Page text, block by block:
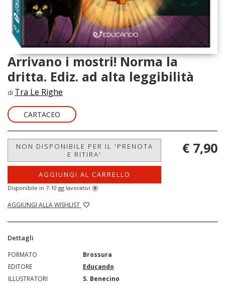
Arrivano i mostri! Norma la
dritta. Ediz. ad alta leggibilità
di Tra Le Righe
CARTACEO
NON DISPONIBILE PER IL 'PRENOTA
E RITIRA'
AGGIUNGI AL CARRELLO
Disponibile in 7-10 gg lavorativi ?
AGGIUNGI ALLA WISHLIST
€ 7,90
Dettagli
FORMATO
Brossura
EDITORE
Educando
ILLUSTRATORI
S. Benecino